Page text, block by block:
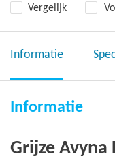
Vergelijk
Informatie
Informatie
Grijze